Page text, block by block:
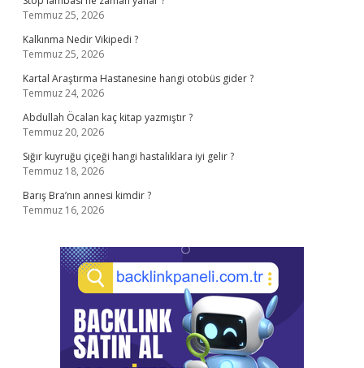
Temmuz 25, 2026
Kalkınma Nedir Vikipedi ?
Temmuz 25, 2026
Kartal Araştırma Hastanesine hangi otobüs gider ?
Temmuz 24, 2026
Abdullah Öcalan kaç kitap yazmıştır ?
Temmuz 20, 2026
Sığır kuyruğu çiçeği hangi hastalıklara iyi gelir ?
Temmuz 18, 2026
Barış Bra’nın annesi kimdir ?
Temmuz 16, 2026